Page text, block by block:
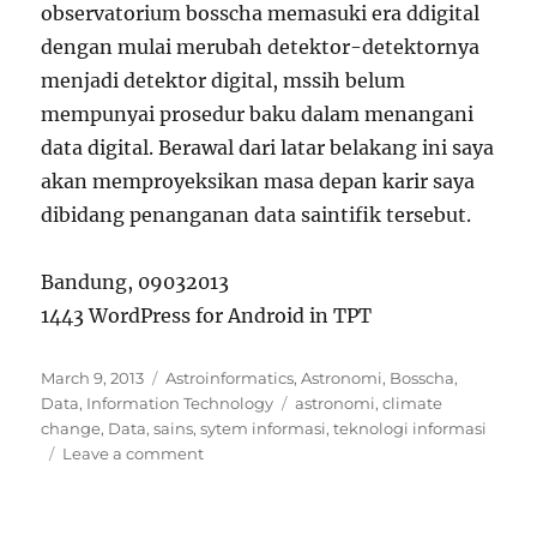
observatorium bosscha memasuki era ddigital
dengan mulai merubah detektor-detektornya
menjadi detektor digital, mssih belum
mempunyai prosedur baku dalam menangani
data digital. Berawal dari latar belakang ini saya
akan memproyeksikan masa depan karir saya
dibidang penanganan data saintifik tersebut.
Bandung, 09032013
1443 WordPress for Android in TPT
Posted
on
March 9, 2013 Categories
Astroinformatics,Astronomi, Bosscha,
Data, Information Technology Tags
astronomi,climate
change, Data,sains,sytem informasi,teknologi informasi
Leave a commenton